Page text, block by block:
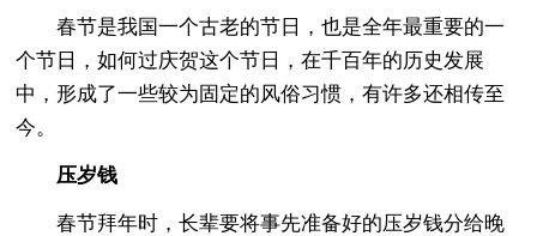
春节是我国一个古老的节日，也是全年最重要的一
个节日，如何过庆贺这个节日，在千百年的历史发展
中，形成了一些较为固定的风俗习惯，有许多还相传至
今。
压岁钱
春节拜年时，长辈要将事先准备好的压岁钱分给晚